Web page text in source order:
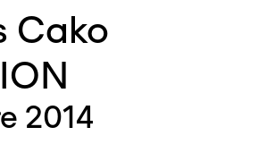
Cako
2014